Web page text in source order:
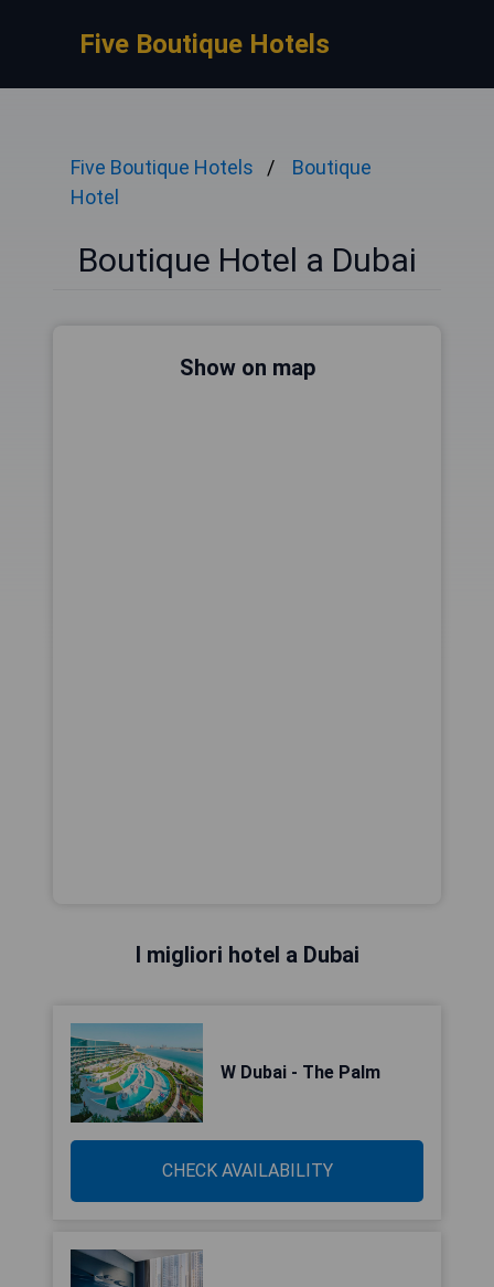
Five Boutique Hotels
Five Boutique Hotels
Boutique
Hotel
Boutique Hotel a Dubai
Show on map
I migliori hotel a Dubai
W Dubai - The Palm
CHECK AVAILABILITY